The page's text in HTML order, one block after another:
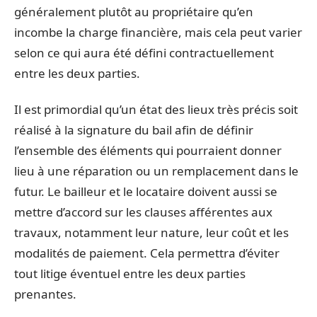
généralement plutôt au propriétaire qu’en
incombe la charge financière, mais cela peut varier
selon ce qui aura été défini contractuellement
entre les deux parties.
Il est primordial qu’un état des lieux très précis soit
réalisé à la signature du bail afin de définir
l’ensemble des éléments qui pourraient donner
lieu à une réparation ou un remplacement dans le
futur. Le bailleur et le locataire doivent aussi se
mettre d’accord sur les clauses afférentes aux
travaux, notamment leur nature, leur coût et les
modalités de paiement. Cela permettra d’éviter
tout litige éventuel entre les deux parties
prenantes.